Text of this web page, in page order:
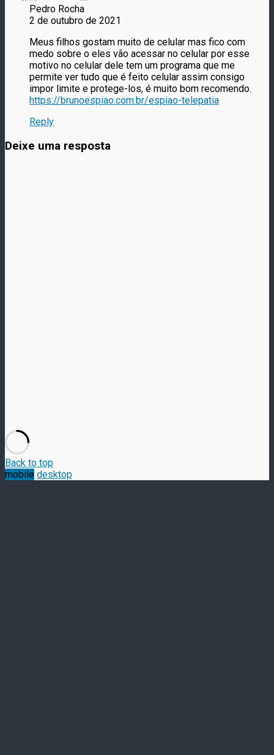
Pedro Rocha
2 de outubro de 2021
Meus filhos gostam muito de celular mas fico com
medo sobre o eles vão acessar no celular por esse
motivo no celular dele tem um programa que me
permite ver tudo que é feito celular assim consigo
impor limite e protege-los, é muito bom recomendo.
https://brunoespiao.com.br/espiao-telepatia
Reply
Deixe uma resposta
Back to top
mobile desktop